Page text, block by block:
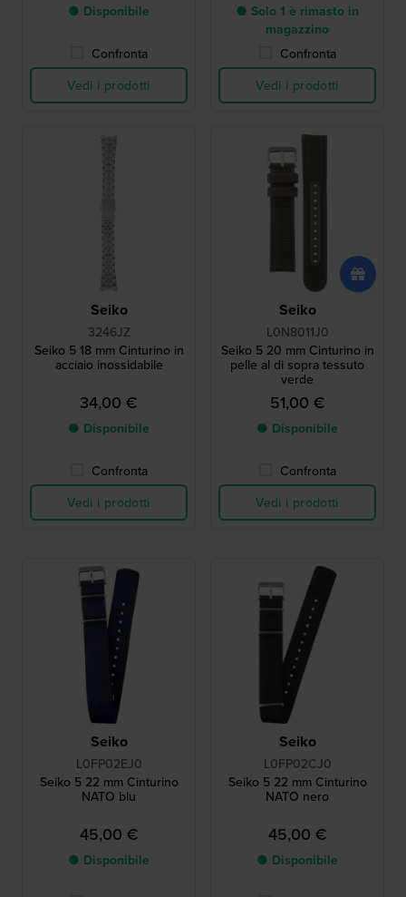
● Disponibile
Confronta
Vedi i prodotti
● Solo 1 è rimasto in
magazzino
Confronta
Vedi i prodotti
Seiko
3246JZ
Seiko 5 18 mm Cinturino in
acciaio inossidabile
34,00 €
● Disponibile
Confronta
Vedi i prodotti
Seiko
L0N8011J0
Seiko 5 20 mm Cinturino in
pelle al di sopra tessuto
verde
51,00 €
● Disponibile
Confronta
Vedi i prodotti
Seiko
L0FP02EJ0
Seiko 5 22 mm Cinturino
NATO blu
45,00 €
● Disponibile
Seiko
L0FP02CJ0
Seiko 5 22 mm Cinturino
NATO nero
45,00 €
● Disponibile